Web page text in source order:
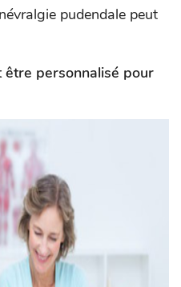
pudendale peut
personnalisé pour